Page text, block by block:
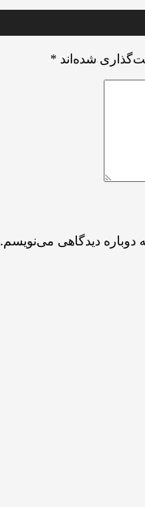
شده‌اند *
دوباره دیدگاهی می‌نویسم.